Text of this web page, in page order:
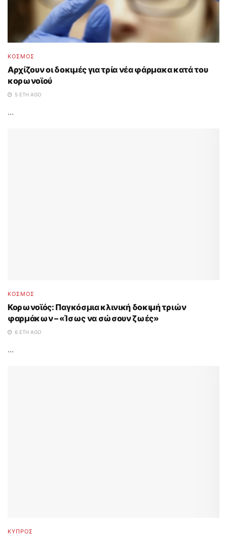
ΚΟΣΜΟΣ
Αρχίζουν οι δοκιμές για τρία νέα φάρμακα κατά του
κορωνοϊού
5 ΈΤΗ AGO
...
ΚΟΣΜΟΣ
Κορωνοϊός: Παγκόσμια κλινική δοκιμή τριών
φαρμάκων – «Ίσως να σώσουν ζωές»
6 ΈΤΗ AGO
...
ΚΥΠΡΟΣ